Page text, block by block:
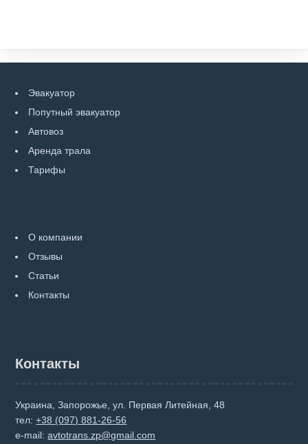
Эвакуатор
Попутный эвакуатор
Автовоз
Аренда трала
Тарифы
О компании
Отзывы
Статьи
Контакты
Контакты
Украина, Запорожье, ул. Первая Литейная, 48
тел:+38 (097) 881-26-56
e-mail:avtotrans.zp@gmail.com